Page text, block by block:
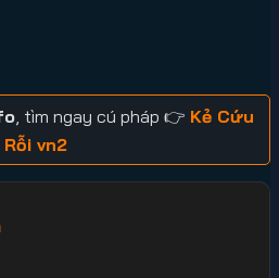
, tìm ngay cú pháp 👉 Kẻ Cứu
Rỗi vn2